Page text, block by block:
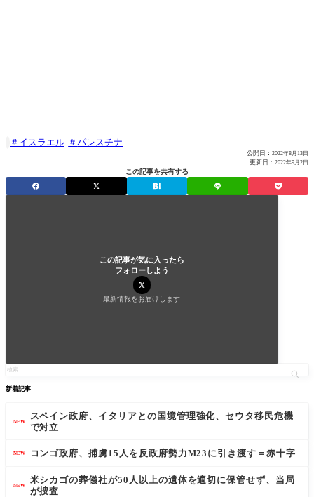
イスラエル パレスチナ
公開日： 2022年8月13日
更新日： 2022年9月2日
この記事を共有する
この記事が気に入ったら
フォローしよう
最新情報をお届けします
新着記事
NEW
スペイン政府、イタリアとの国境管理強化、セウタ移民危機
で対立
NEW コンゴ政府、捕虜15人を反政府勢力M23に引き渡す＝赤十字
NEW
米シカゴの葬儀社が50人以上の遺体を適切に保管せず、当局
が捜査